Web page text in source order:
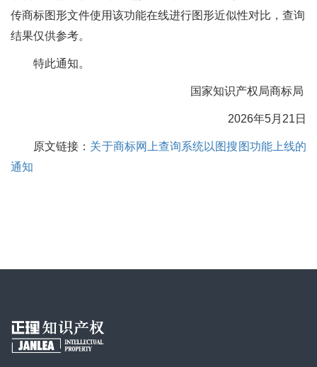
传商标图形文件使用该功能在线进行图形近似性对比，查询
结果仅供参考。
特此通知。
国家知识产权局商标局
2026年5月21日
原文链接： 关于商标网上查询系统以图搜图功能上线的
通知